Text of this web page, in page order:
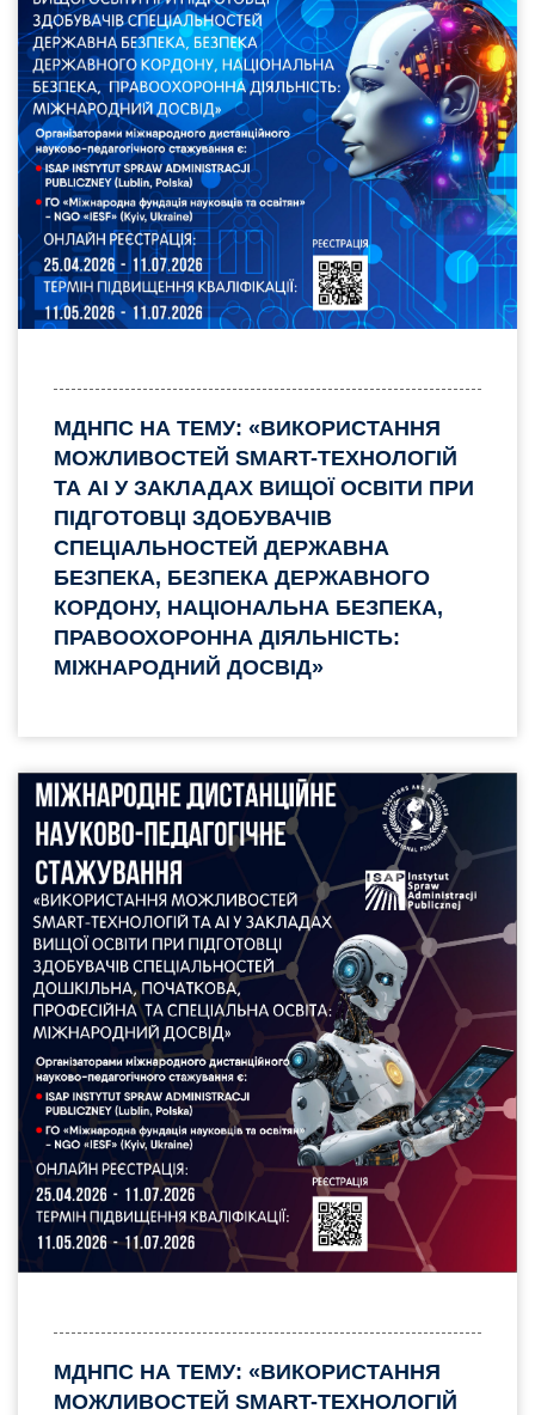
МДНПС НА ТЕМУ: «ВИКОРИСТАННЯ
МОЖЛИВОСТЕЙ SMART-ТЕХНОЛОГІЙ
ТА AI У ЗАКЛАДАХ ВИЩОЇ ОСВІТИ ПРИ
ПІДГОТОВЦІ ЗДОБУВАЧІВ
СПЕЦІАЛЬНОСТЕЙ ДЕРЖАВНА
БЕЗПЕКА, БЕЗПЕКА ДЕРЖАВНОГО
КОРДОНУ, НАЦІОНАЛЬНА БЕЗПЕКА,
ПРАВООХОРОННА ДІЯЛЬНІСТЬ:
МІЖНАРОДНИЙ ДОСВІД»
МДНПС НА ТЕМУ: «ВИКОРИСТАННЯ
МОЖЛИВОСТЕЙ SMART-ТЕХНОЛОГІЙ